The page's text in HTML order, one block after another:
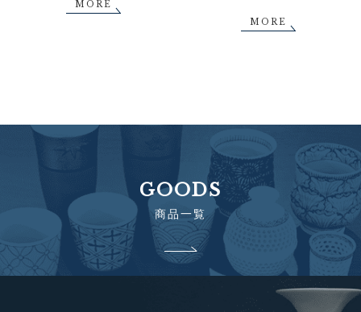
MORE
MORE
GOODS
商品一覧